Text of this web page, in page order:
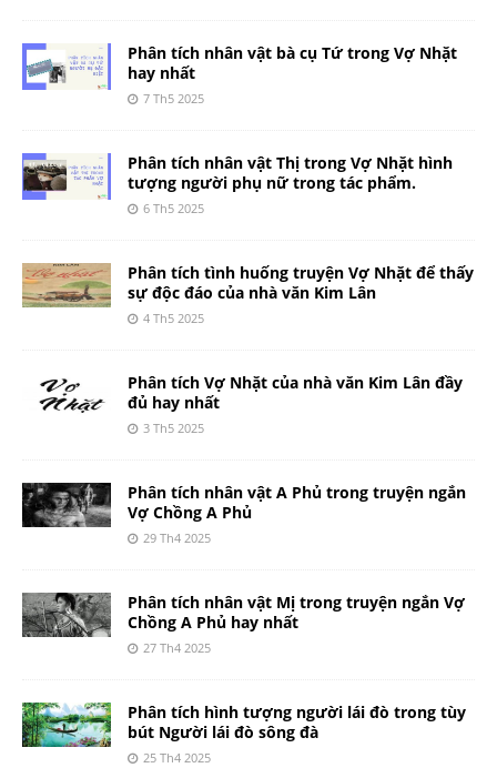
Phân tích nhân vật bà cụ Tứ trong Vợ Nhặt
hay nhất
7 Th5 2025
Phân tích nhân vật Thị trong Vợ Nhặt hình
tượng người phụ nữ trong tác phẩm.
6 Th5 2025
Phân tích tình huống truyện Vợ Nhặt để thấy
sự độc đáo của nhà văn Kim Lân
4 Th5 2025
Phân tích Vợ Nhặt của nhà văn Kim Lân đầy
đủ hay nhất
3 Th5 2025
Phân tích nhân vật A Phủ trong truyện ngắn
Vợ Chồng A Phủ
29 Th4 2025
Phân tích nhân vật Mị trong truyện ngắn Vợ
Chồng A Phủ hay nhất
27 Th4 2025
Phân tích hình tượng người lái đò trong tùy
bút Người lái đò sông đà
25 Th4 2025